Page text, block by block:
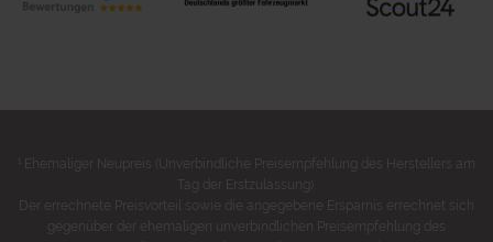
Ehemaliger Neupreis (Unverbindliche Preisempfehlung des Herstellers am
Tag der Erstzulassung).
Der errechnete Preisvorteil sowie die angegebene Ersparnis errechnet sich
gegenüber der ehemaligen unverbindlichen Preisempfehlung des